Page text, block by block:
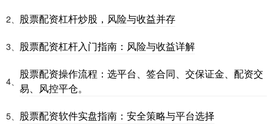
2、 股票配资杠杆炒股，风险与收益并存
3、 股票配资杠杆入门指南：风险与收益详解
4、
股票配资操作流程：选平台、签合同、交保证金、配资交
易、风控平仓。
5、 股票配资软件实盘指南：安全策略与平台选择